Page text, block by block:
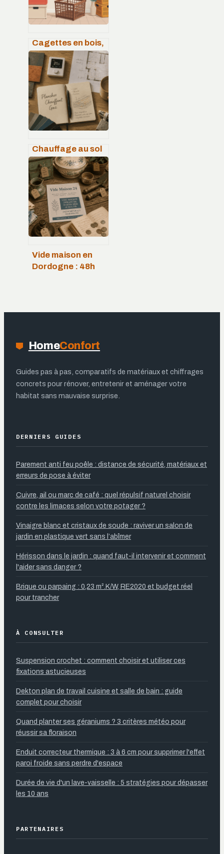
Cagettes en bois,
plastique ou
carton : comment
bien choisir et
utiliser
Chauffage au sol
gaz : confort
thermique, gain
d’espace et
économies
d’énergie
Vide maison en
Dordogne : 48h
HomeConfort
Guides pas à pas, comparatifs de matériaux et chiffrages
concrets pour rénover, entretenir et aménager votre
habitat sans mauvaise surprise.
DERNIERS GUIDES
Parement anti feu poêle : distance de sécurité, matériaux et
erreurs de pose à éviter
Cuivre, ail ou marc de café : quel répulsif naturel choisir
contre les limaces selon votre potager ?
Vinaigre blanc et cristaux de soude : raviver un salon de
jardin en plastique vert sans l’abîmer
Hérisson dans le jardin : quand faut-il intervenir et comment
l'aider sans danger ?
Brique ou parpaing : 0,23 m².K/W, RE2020 et budget réel
pour trancher
À CONSULTER
Suspension crochet : comment choisir et utiliser ces
fixations astucieuses
Dekton plan de travail cuisine et salle de bain : guide
complet pour choisir
Quand planter ses géraniums ? 3 critères météo pour
réussir sa floraison
Enduit correcteur thermique : 3 à 6 cm pour supprimer l'effet
paroi froide sans perdre d'espace
Durée de vie d'un lave-vaisselle : 5 stratégies pour dépasser
les 10 ans
PARTENAIRES